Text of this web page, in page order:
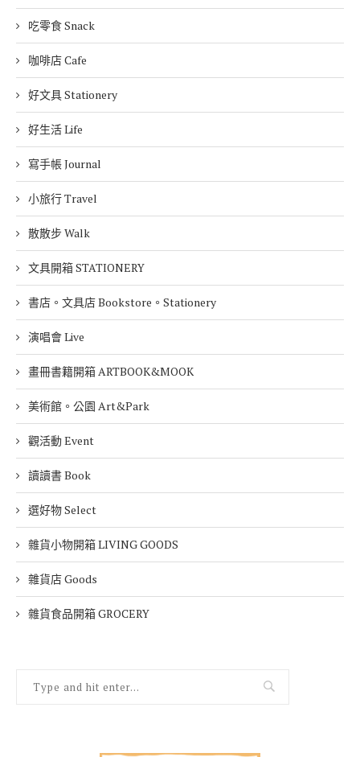
吃零食 Snack
咖啡店 Cafe
好文具 Stationery
好生活 Life
寫手帳 Journal
小旅行 Travel
散散步 Walk
文具開箱 STATIONERY
書店。文具店 Bookstore。Stationery
演唱會 Live
畫冊書籍開箱 ARTBOOK&MOOK
美術館。公園 Art&Park
觀活動 Event
讀讀書 Book
選好物 Select
雜貨小物開箱 LIVING GOODS
雜貨店 Goods
雜貨食品開箱 GROCERY